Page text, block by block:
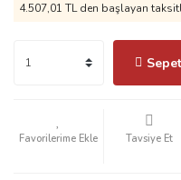
4.507,01 TL den başlayan
Tavsiye Et